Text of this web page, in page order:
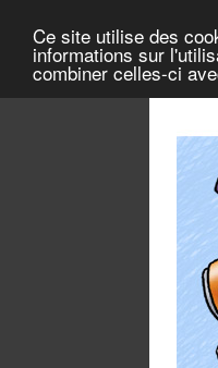
Ce site utilise des
informations sur
combiner celles-ci